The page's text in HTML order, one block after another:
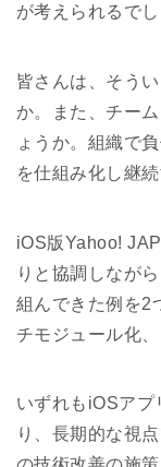
が考えられるでし
皆さんは、そう
か。また、チー
ょうか。組織で
を仕組み化し継
iOS版Yahoo!
りと協調しなが
組んできた例を2
チモジュール化
いずれもiOSアプ
り、長期的な視